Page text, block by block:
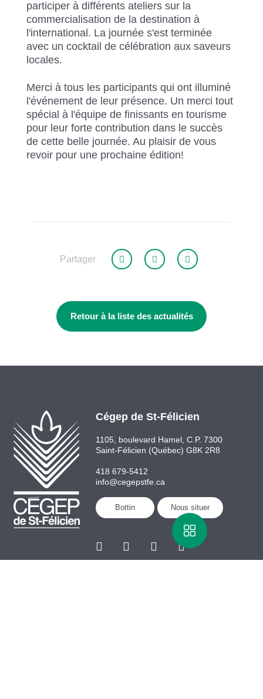
participer à différents ateliers sur la
commercialisation de la destination à
l'international. La journée s'est terminée
avec un cocktail de célébration aux saveurs
locales.
Merci à tous les participants qui ont illuminé
l'événement de leur présence. Un merci tout
spécial à l'équipe de finissants en tourisme
pour leur forte contribution dans le succès
de cette belle journée. Au plaisir de vous
revoir pour une prochaine édition!
Partager
Retour à la liste des actualités
Cégep de St-Félicien
1105, boulevard Hamel, C.P. 7300
Saint-Félicien (Québec) G8K 2R8
418 679-5412
info@cegepstfe.ca
Bottin Nous situer